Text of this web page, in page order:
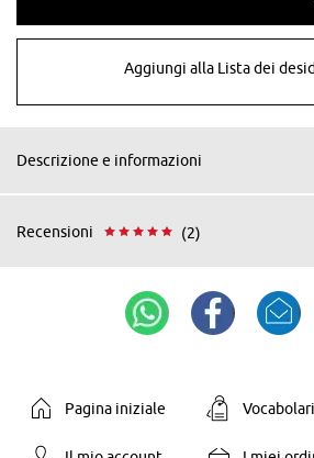
Aggiungi alla Lista dei
Descrizione e informazioni
Recensioni (2)
Pagina iniziale